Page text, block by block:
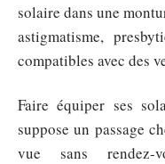
solaire dans une
astigmatisme,
compatibles avec des
Faire équiper ses
suppose un passage
vue sans rendez-